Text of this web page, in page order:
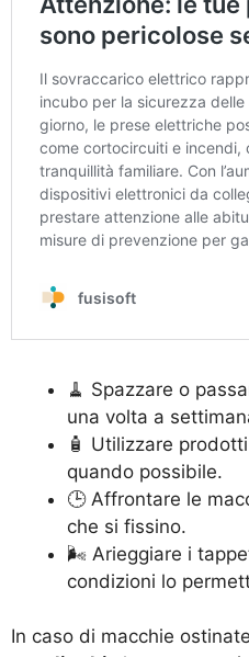
🧹 Spazzare o
una volta a
🧴 Utilizzare
quando possibile.
🕒 Affrontare le
che si fissino.
🌬️ Arieggiare i
condizioni lo
In caso di macchie